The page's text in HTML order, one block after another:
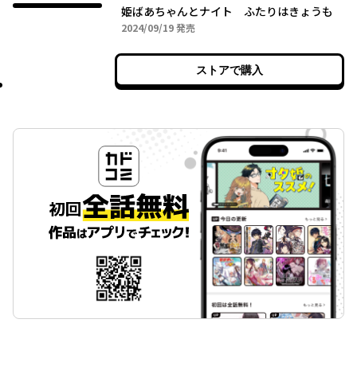
姫ばあちゃんとナイト ふたりはきょうも
2024/09/192024年09月19日
発売
ストアで購入